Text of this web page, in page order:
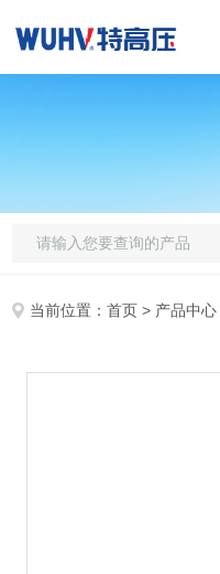
当前位置：首页 > 产品中心